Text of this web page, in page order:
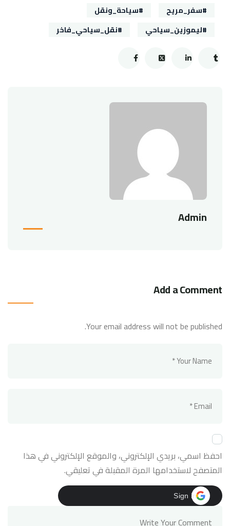
#سفر_مريح
#سياحة_ونقل
#ليموزين_سياحي
#نقل_سياحي_فاخر
Admin
Add a Comment
Your email address will not be published.
احفظ اسمي، بريدي الإلكتروني، والموقع الإلكتروني في هذا
المتصفح لاستخدامها المرة المقبلة في تعليقي.
Sign in